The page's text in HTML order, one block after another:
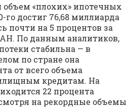
«плохих» ипотечных
го достиг 76,68 миллиарда
почти на 5 процентов за
По данным аналитиков,
стабильна — в
по стране она
от всего объема
кредитам. На
22 процента
на рекордные объемы